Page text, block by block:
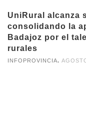
UniRural alcanza
consolidando la
Badajoz por el
rurales
INFOPROVINCIA,